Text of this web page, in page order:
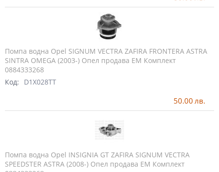
Помпа водна Opel SIGNUM VECTRA ZAFIRA FRONTERA ASTRA
SINTRA OMEGA (2003-) Опел продава ЕМ Комплект
0884333268
Код:
D1X028TT
50.00 лв.
Помпа водна Opel INSIGNIA GT ZAFIRA SIGNUM VECTRA
SPEEDSTER ASTRA (2008-) Опел продава ЕМ Комплект